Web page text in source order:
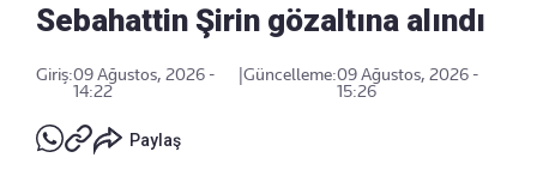
Sebahattin Şirin gözaltına alındı
Giriş:09 Ağustos, 2026 -
14:22
|Güncelleme:09 Ağustos, 2026 -
15:26
Paylaş